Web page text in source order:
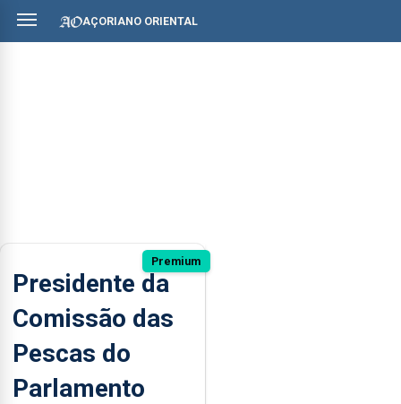
AÇORIANO ORIENTAL
Premium
Presidente da
Comissão das
Pescas do
Parlamento